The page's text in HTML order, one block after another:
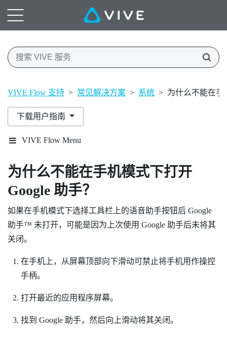
VIVE Flow 支持 > 常见解决方案 > 系统 > 为什么不能在手
下载用户指南
VIVE Flow Menu
为什么不能在手机模式下打开
Google 助手？
如果在手机模式下选择工具栏上的语音助手按钮后 Google
助手™ 未打开，可能是因为上次使用 Google 助手后未将其
关闭。
在手机上，从屏幕顶部向下滑动可禁止将手机用作操控
手柄。
打开最近的应用程序屏幕。
找到 Google 助手，然后向上滑动将其关闭。